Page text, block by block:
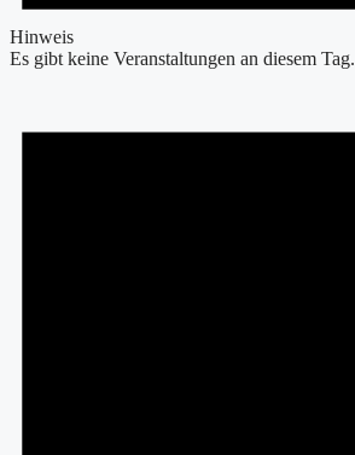
Hinweis
Es gibt keine Veranstaltungen an diesem Tag.